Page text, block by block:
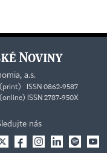
a.s.
(print) ISSN 0862-9587
ISSN 2787-950X
nás